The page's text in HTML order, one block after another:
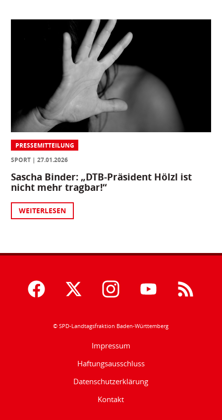
PRESSEMITTEILUNG
SPORT
27.01.2026
Sascha Binder: „DTB-Präsident Hölzl ist
nicht mehr tragbar!“
WEITERLESEN
© SPD-Landtagsfraktion Baden-Württemberg
Impressum
Haftungsausschluss
Datenschutzerklärung
Kontakt